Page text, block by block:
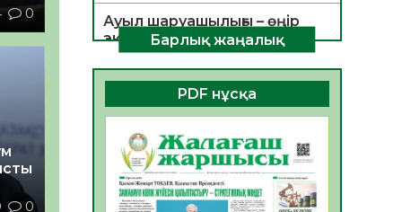
0
0
Ауыл шаруашылығы – өңір
экономикасының негізгі
тірегі
06.08.2026
35 0
ҚОҒАМДЫҚ БЕЛСЕНДІЛІК –
ЕЛ ДАМУЫНЫҢ НЕГІЗІ
06.08.2026
32
ҚҰРЫЛТАЙ САЙЛАУЫ –
БОЛАШАҚҚА БАСТАР
Барлық жаңалық
PDF нұсқа